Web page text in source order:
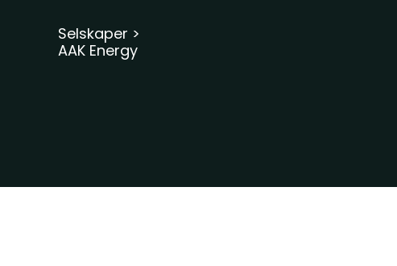
Selskaper >
AAK Energy